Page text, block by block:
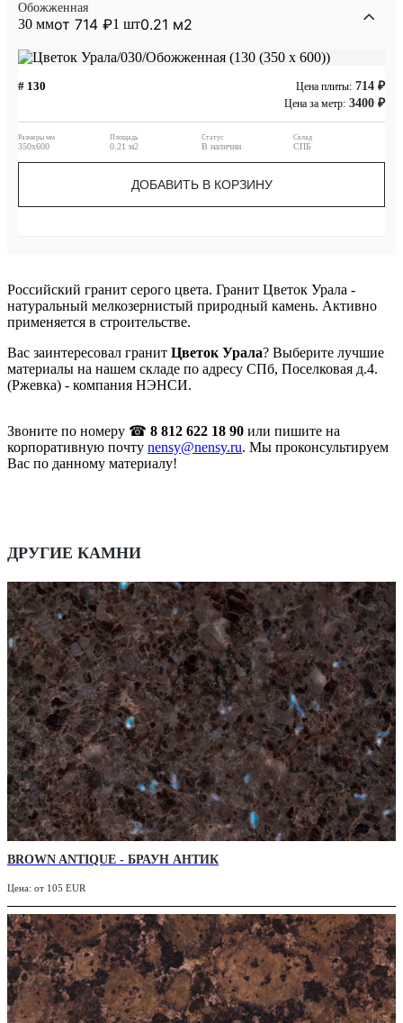
Обожженная
30 ммот 714 ₽1 шт0.21 м2
# 130 Цена плиты: 714 ₽
Цена за метр: 3400 ₽
Размеры мм
350x600
Площадь
0.21 м2
Статус
В наличии
Склад
СПБ
ДОБАВИТЬ В КОРЗИНУ
Российский гранит серого цвета. Гранит Цветок Урала -
натуральный мелкозернистый природный камень. Активно
применяется в строительстве.
Вас заинтересовал гранит Цветок Урала? Выберите лучшие
материалы на нашем складе по адресу СПб, Поселковая д.4.
(Ржевка) - компания НЭНСИ.
Звоните по номеру ☎ 8 812 622 18 90 или пишите на
корпоративную почту nensy@nensy.ru. Мы проконсультируем
Вас по данному материалу!
ДРУГИЕ КАМНИ
BROWN ANTIQUE - БРАУН АНТИК
Цена: от 105 EUR